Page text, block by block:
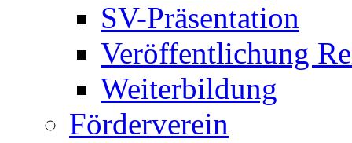
SV-Präsentation
Veröffentlichung
Weiterbildung
Förderverein